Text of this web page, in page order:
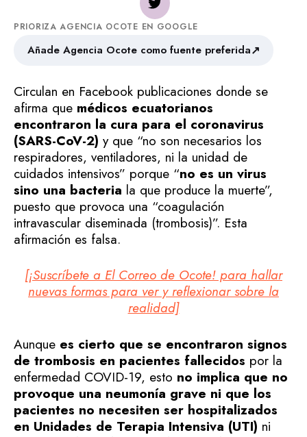
PRIORIZA AGENCIA OCOTE EN GOOGLE
Añade Agencia Ocote como fuente preferida↗
Circulan en Facebook publicaciones donde se
afirma que médicos ecuatorianos
encontraron la cura para el coronavirus
(SARS-CoV-2) y que “no son necesarios los
respiradores, ventiladores, ni la unidad de
cuidados intensivos” porque “no es un virus
sino una bacteria la que produce la muerte”,
puesto que provoca una “coagulación
intravascular diseminada (trombosis)”. Esta
afirmación es falsa.
[¡Suscríbete a El Correo de Ocote! para hallar
nuevas formas para ver y reflexionar sobre la
realidad]
Aunque es cierto que se encontraron signos
de trombosis en pacientes fallecidos por la
enfermedad COVID-19, esto no implica que no
provoque una neumonía grave ni que los
pacientes no necesiten ser hospitalizados
en Unidades de Terapia Intensiva (UTI) ni